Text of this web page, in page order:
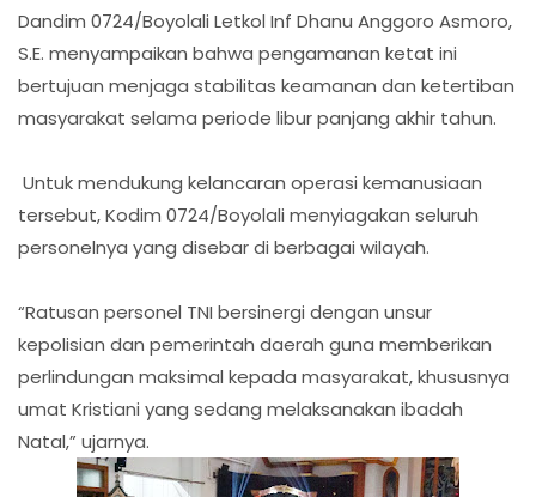
Dandim 0724/Boyolali Letkol Inf Dhanu Anggoro Asmoro,
S.E. menyampaikan bahwa pengamanan ketat ini
bertujuan menjaga stabilitas keamanan dan ketertiban
masyarakat selama periode libur panjang akhir tahun.
Untuk mendukung kelancaran operasi kemanusiaan
tersebut, Kodim 0724/Boyolali menyiagakan seluruh
personelnya yang disebar di berbagai wilayah.
“Ratusan personel TNI bersinergi dengan unsur
kepolisian dan pemerintah daerah guna memberikan
perlindungan maksimal kepada masyarakat, khususnya
umat Kristiani yang sedang melaksanakan ibadah
Natal,” ujarnya.